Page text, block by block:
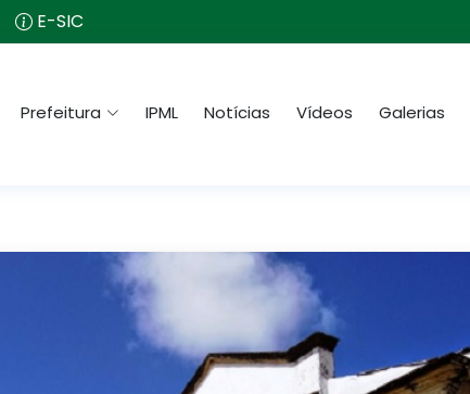
E-SIC
Prefeitura IPML Notícias Vídeos Galerias